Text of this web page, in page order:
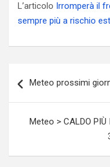
L’articolo Irromperà il
sempre più a rischio
articoli
Meteo prossimi
Meteo > CALDO PIÙ